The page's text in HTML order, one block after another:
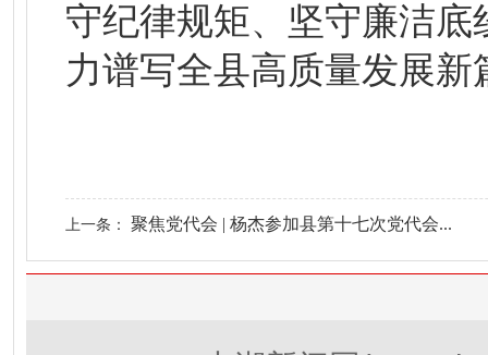
守纪律规矩、坚守廉洁
力谱写全县高质量发展新
上一条： 聚焦党代会 | 杨杰参加县第十七次党代会...